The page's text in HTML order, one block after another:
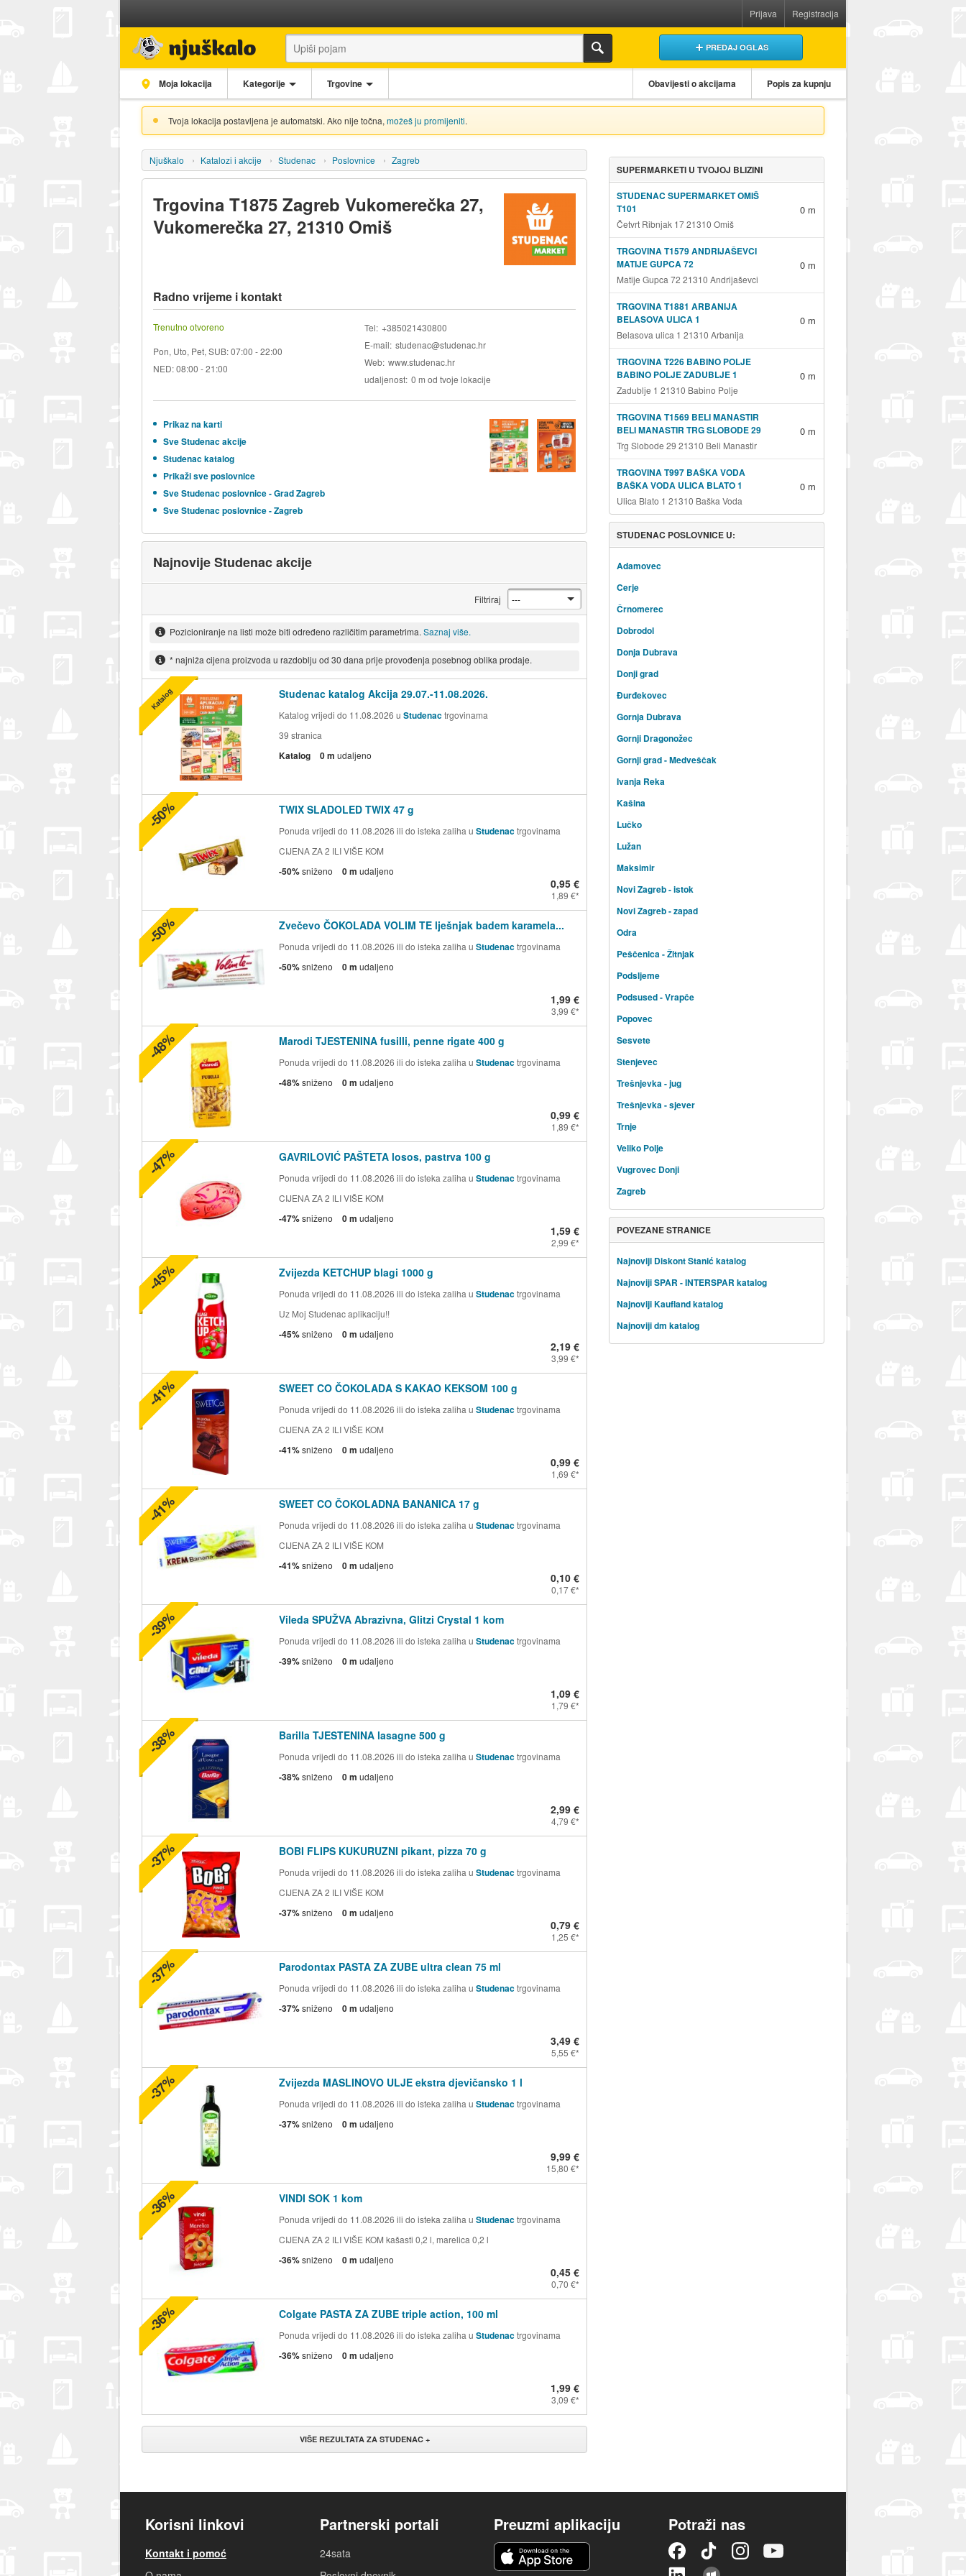
Prijava Registracija
PREDAJ OGLAS
Moja lokacija Kategorije Trgovine Obavijesti o akcijama Popis za kupnju
Tvoja lokacija postavljena je automatski. Ako nije točna, možeš ju promijeniti.
Njuškalo Katalozi i akcije Studenac Poslovnice Zagreb
Trgovina T1875 Zagreb Vukomerečka 27,
Vukomerečka 27, 21310 Omiš
Radno vrijeme i kontakt
Trenutno otvoreno
Pon, Uto, Pet, SUB: 07:00 - 22:00
NED: 08:00 - 21:00
Tel +385021430800
E-mail studenac@studenac.hr
Web www.studenac.hr
udaljenost 0 m od tvoje lokacije
Prikaz na karti
Sve Studenac akcije
Studenac katalog
Prikaži sve poslovnice
Sve Studenac poslovnice - Grad Zagreb
Sve Studenac poslovnice - Zagreb
Najnovije Studenac akcije
Filtriraj
Pozicioniranje na listi može biti određeno različitim parametrima. Saznaj više.
* najniža cijena proizvoda u razdoblju od 30 dana prije provođenja posebnog oblika prodaje.
Studenac katalog Akcija 29.07.-11.08.2026.
Katalog vrijedi do 11.08.2026 u Studenactrgovinama
39 stranica
Katalog 0 m udaljeno
Katalog
TWIX SLADOLED TWIX 47 g
Ponuda vrijedi do 11.08.2026 ili do isteka zaliha u Studenactrgovinama
CIJENA ZA 2 ILI VIŠE KOM
-50%sniženo 0 m udaljeno
0,95 €
1,89 €
-50%
Zvečevo ČOKOLADA VOLIM TE lješnjak badem karamela...
Ponuda vrijedi do 11.08.2026 ili do isteka zaliha u Studenactrgovinama
-50%sniženo 0 m udaljeno
1,99 €
3,99 €
-50%
Marodi TJESTENINA fusilli, penne rigate 400 g
Ponuda vrijedi do 11.08.2026 ili do isteka zaliha u Studenactrgovinama
-48%sniženo 0 m udaljeno
0,99 €
1,89 €
-48%
GAVRILOVIĆ PAŠTETA losos, pastrva 100 g
Ponuda vrijedi do 11.08.2026 ili do isteka zaliha u Studenactrgovinama
CIJENA ZA 2 ILI VIŠE KOM
-47%sniženo 0 m udaljeno
1,59 €
2,99 €
-47%
Zvijezda KETCHUP blagi 1000 g
Ponuda vrijedi do 11.08.2026 ili do isteka zaliha u Studenactrgovinama
Uz Moj Studenac aplikaciju!!
-45%sniženo 0 m udaljeno
2,19 €
3,99 €
-45%
SWEET CO ČOKOLADA S KAKAO KEKSOM 100 g
Ponuda vrijedi do 11.08.2026 ili do isteka zaliha u Studenactrgovinama
CIJENA ZA 2 ILI VIŠE KOM
-41%sniženo 0 m udaljeno
0,99 €
1,69 €
-41%
SWEET CO ČOKOLADNA BANANICA 17 g
Ponuda vrijedi do 11.08.2026 ili do isteka zaliha u Studenactrgovinama
CIJENA ZA 2 ILI VIŠE KOM
-41%sniženo 0 m udaljeno
0,10 €
0,17 €
-41%
Vileda SPUŽVA Abrazivna, Glitzi Crystal 1 kom
Ponuda vrijedi do 11.08.2026 ili do isteka zaliha u Studenactrgovinama
-39%sniženo 0 m udaljeno
1,09 €
1,79 €
-39%
Barilla TJESTENINA lasagne 500 g
Ponuda vrijedi do 11.08.2026 ili do isteka zaliha u Studenactrgovinama
-38%sniženo 0 m udaljeno
2,99 €
4,79 €
-38%
BOBI FLIPS KUKURUZNI pikant, pizza 70 g
Ponuda vrijedi do 11.08.2026 ili do isteka zaliha u Studenactrgovinama
CIJENA ZA 2 ILI VIŠE KOM
-37%sniženo 0 m udaljeno
0,79 €
1,25 €
-37%
Parodontax PASTA ZA ZUBE ultra clean 75 ml
Ponuda vrijedi do 11.08.2026 ili do isteka zaliha u Studenactrgovinama
-37%sniženo 0 m udaljeno
3,49 €
5,55 €
-37%
Zvijezda MASLINOVO ULJE ekstra djevičansko 1 l
Ponuda vrijedi do 11.08.2026 ili do isteka zaliha u Studenactrgovinama
-37%sniženo 0 m udaljeno
9,99 €
15,80 €
-37%
VINDI SOK 1 kom
Ponuda vrijedi do 11.08.2026 ili do isteka zaliha u Studenactrgovinama
CIJENA ZA 2 ILI VIŠE KOM kašasti 0,2 l, marelica 0,2 l
-36%sniženo 0 m udaljeno
0,45 €
0,70 €
-36%
Colgate PASTA ZA ZUBE triple action, 100 ml
Ponuda vrijedi do 11.08.2026 ili do isteka zaliha u Studenactrgovinama
-36%sniženo 0 m udaljeno
1,99 €
3,09 €
-36%
VIŠE REZULTATA ZA STUDENAC +
SUPERMARKETI U TVOJOJ BLIZINI
STUDENAC SUPERMARKET OMIŠ
T101
Četvrt Ribnjak 17 21310 Omiš
0 m
TRGOVINA T1579 ANDRIJAŠEVCI
MATIJE GUPCA 72
Matije Gupca 72 21310 Andrijaševci
0 m
TRGOVINA T1881 ARBANIJA
BELASOVA ULICA 1
Belasova ulica 1 21310 Arbanija
0 m
TRGOVINA T226 BABINO POLJE
BABINO POLJE ZADUBLJE 1
Zadublje 1 21310 Babino Polje
0 m
TRGOVINA T1569 BELI MANASTIR
BELI MANASTIR TRG SLOBODE 29
Trg Slobode 29 21310 Beli Manastir
0 m
TRGOVINA T997 BAŠKA VODA
BAŠKA VODA ULICA BLATO 1
Ulica Blato 1 21310 Baška Voda
0 m
STUDENAC POSLOVNICE U:
Adamovec
Cerje
Črnomerec
Dobrodol
Donja Dubrava
Donji grad
Đurđekovec
Gornja Dubrava
Gornji Dragonožec
Gornji grad - Medveščak
Ivanja Reka
Kašina
Lučko
Lužan
Maksimir
Novi Zagreb - istok
Novi Zagreb - zapad
Odra
Peščenica - Žitnjak
Podsljeme
Podsused - Vrapče
Popovec
Sesvete
Stenjevec
Trešnjevka - jug
Trešnjevka - sjever
Trnje
Veliko Polje
Vugrovec Donji
Zagreb
POVEZANE STRANICE
Najnoviji Diskont Stanić katalog
Najnoviji SPAR - INTERSPAR katalog
Najnoviji Kaufland katalog
Najnoviji dm katalog
Korisni linkovi
Kontakt i pomoć
Partnerski portali
24sata
Preuzmi aplikaciju Potraži nas